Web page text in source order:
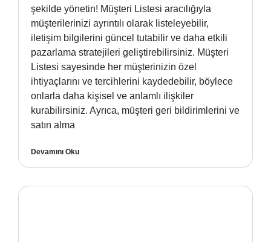
şekilde yönetin! Müşteri Listesi aracılığıyla
müşterilerinizi ayrıntılı olarak listeleyebilir,
iletişim bilgilerini güncel tutabilir ve daha etkili
pazarlama stratejileri geliştirebilirsiniz. Müşteri
Listesi sayesinde her müşterinizin özel
ihtiyaçlarını ve tercihlerini kaydedebilir, böylece
onlarla daha kişisel ve anlamlı ilişkiler
kurabilirsiniz. Ayrıca, müşteri geri bildirimlerini ve
satın alma
Devamını Oku